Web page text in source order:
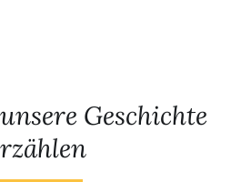
Geschichte